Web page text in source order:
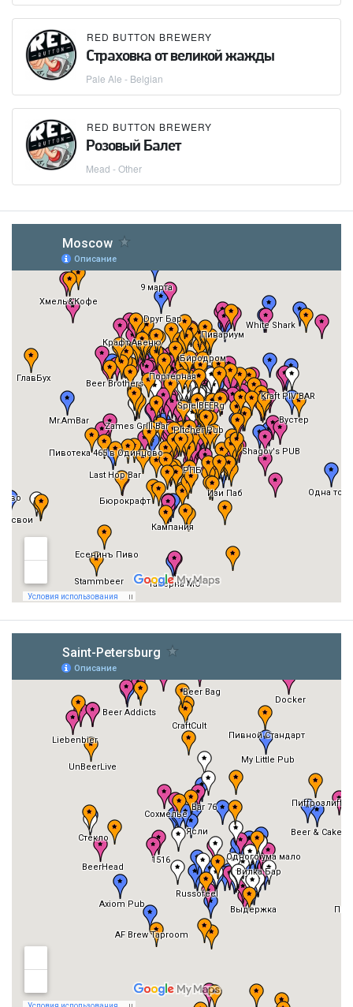
RED BUTTON BREWERY
Страховка от великой жажды
Pale Ale - Belgian
RED BUTTON BREWERY
Розовый Балет
Mead - Other